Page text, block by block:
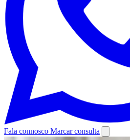
Fala connosco Marcar consulta